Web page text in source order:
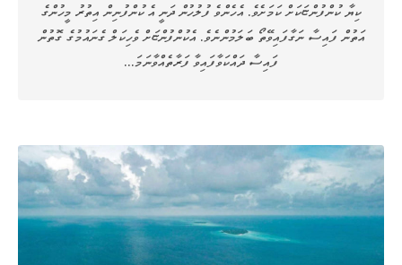
ކިޔާ ކުންފުންޏަކަށް ކަމަށެވެ. އެހެންވެ ފުލުހުން ދަނީ އެ ކުންފުނިން އިތުރު މީހުންގެ
އަތުން ފައިސާ ނަގާފައިވޭތޯ ބަލަމުންނެވެ. އެކުންފުންޏަށް ވެހިކަލް ގެނައުމުގެ ގޮތުން
ފައިސާ ދައްކަވާފައިވާ ފަރާތެއްވާނަމަ…